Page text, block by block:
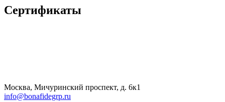
Сертификаты
Москва, Мичуринский проспект, д. 6к1
info@bonafidegrp.ru